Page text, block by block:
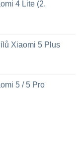
4 Lite (2.
Xiaomi 5 Plus
5 / 5 Pro